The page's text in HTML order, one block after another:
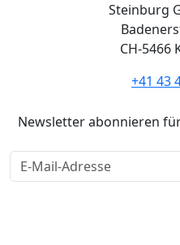
Steinburg
CH-5466
+41 43
Newsletter abonnieren